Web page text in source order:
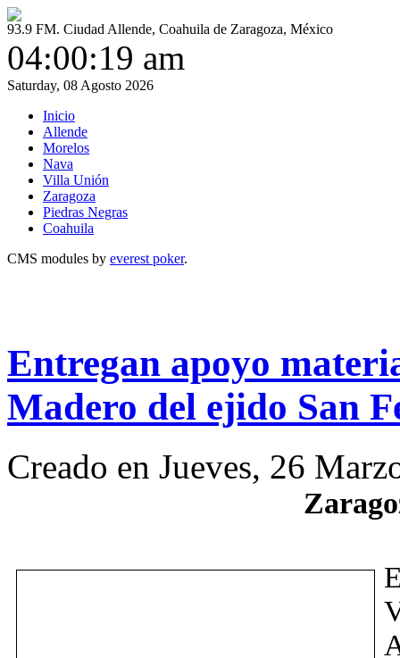
93.9 FM. Ciudad Allende, Coahuila de Zaragoza, México
04:00:19 am
Saturday, 08 Agosto 2026
Inicio
Allende
Morelos
Nava
Villa Unión
Zaragoza
Piedras Negras
Coahuila
CMS modules by everest poker.
Entregan apoyo
Madero del ejido San
Creado en Jueves, 26